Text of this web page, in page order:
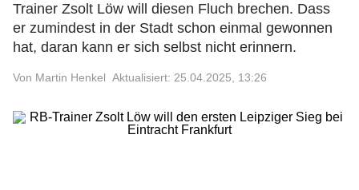
Trainer Zsolt Löw will diesen Fluch brechen. Dass
er zumindest in der Stadt schon einmal gewonnen
hat, daran kann er sich selbst nicht erinnern.
Von Martin Henkel Aktualisiert: 25.04.2025, 13:26